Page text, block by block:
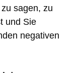
sagen, zu
und Sie
negativen